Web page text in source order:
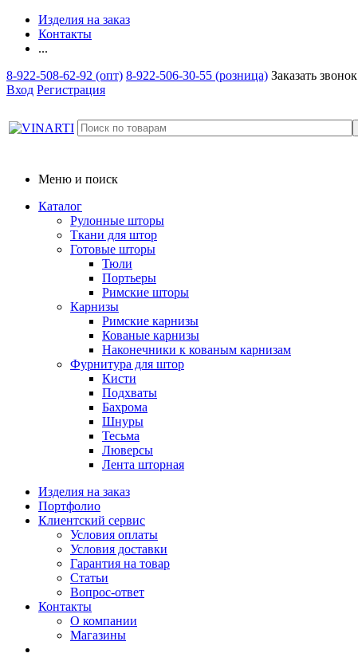
Изделия на заказ
Контакты
...
8-922-508-62-92 (опт) 8-922-506-30-55 (розница) Заказать звонок
Вход Регистрация
Меню и поиск
Каталог
Рулонные шторы
Ткани для штор
Готовые шторы
Тюли
Портьеры
Римские шторы
Карнизы
Римские карнизы
Кованые карнизы
Наконечники к кованым карнизам
Фурнитура для штор
Кисти
Подхваты
Бахрома
Шнуры
Тесьма
Люверсы
Лента шторная
Изделия на заказ
Портфолио
Клиентский сервис
Условия оплаты
Условия доставки
Гарантия на товар
Статьи
Вопрос-ответ
Контакты
О компании
Магазины